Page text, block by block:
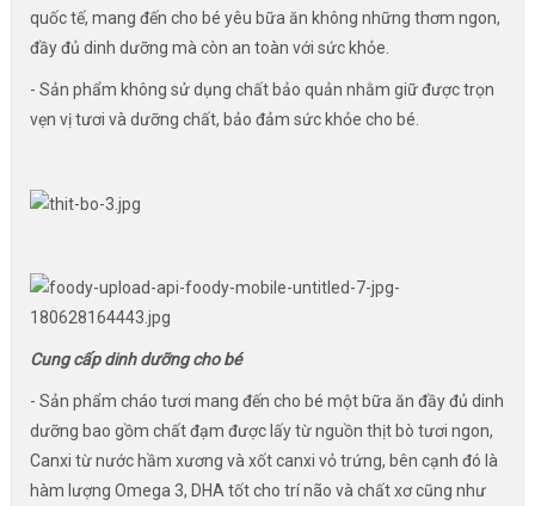
quốc tế, mang đến cho bé yêu bữa ăn không những thơm ngon,
đầy đủ dinh dưỡng mà còn an toàn với sức khỏe.
- Sản phẩm không sử dụng chất bảo quản nhằm giữ được trọn
vẹn vị tươi và dưỡng chất, bảo đảm sức khỏe cho bé.
Cung cấp dinh dưỡng cho bé
- Sản phẩm cháo tươi mang đến cho bé một bữa ăn đầy đủ dinh
dưỡng bao gồm chất đạm được lấy từ nguồn thịt bò tươi ngon,
Canxi từ nước hầm xương và xốt canxi vỏ trứng, bên cạnh đó là
hàm lượng Omega 3, DHA tốt cho trí não và chất xơ cũng như